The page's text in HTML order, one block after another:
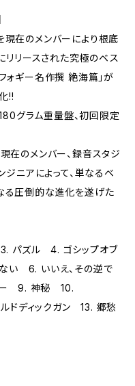
在のメンバーにより根底
リースされた究極のベス
ォギー名作撰 絶海篇」が
!!
180グラム重量盤、初回限定
現在のメンバー、録音スタジ
ジニアによって、単なるベ
る圧倒的な進化を遂げた
パズル 4. ゴシップオブ
い 6. いいえ、その逆で
ー 9. 神秘 10.
ディックガン 13. 郷愁